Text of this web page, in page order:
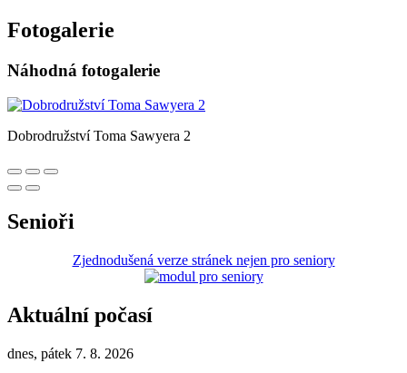
Fotogalerie
Náhodná fotogalerie
Dobrodružství Toma Sawyera 2
Senioři
Zjednodušená verze stránek nejen pro seniory
Aktuální počasí
dnes, pátek 7. 8. 2026